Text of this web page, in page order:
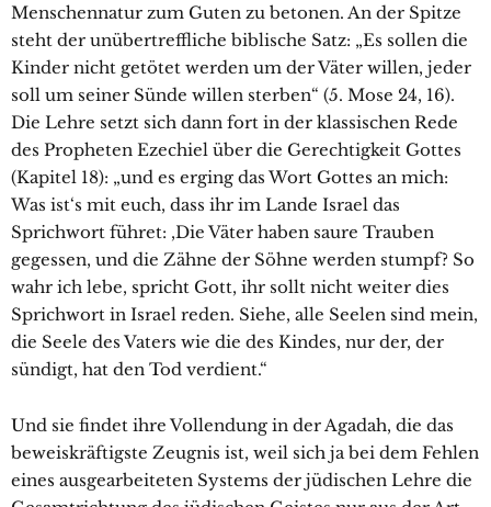
Menschennatur zum Guten zu betonen. An der Spitze
steht der unübertreffliche biblische Satz: „Es sollen die
Kinder nicht getötet werden um der Väter willen, jeder
soll um seiner Sünde willen sterben“ (5. Mose 24, 16).
Die Lehre setzt sich dann fort in der klassischen Rede
des Propheten Ezechiel über die Gerechtigkeit Gottes
(Kapitel 18): „und es erging das Wort Gottes an mich:
Was ist‘s mit euch, dass ihr im Lande Israel das
Sprichwort führet: ,Die Väter haben saure Trauben
gegessen, und die Zähne der Söhne werden stumpf? So
wahr ich lebe, spricht Gott, ihr sollt nicht weiter dies
Sprichwort in Israel reden. Siehe, alle Seelen sind mein,
die Seele des Vaters wie die des Kindes, nur der, der
sündigt, hat den Tod verdient.“
Und sie findet ihre Vollendung in der Agadah, die das
beweiskräftigste Zeugnis ist, weil sich ja bei dem Fehlen
eines ausgearbeiteten Systems der jüdischen Lehre die